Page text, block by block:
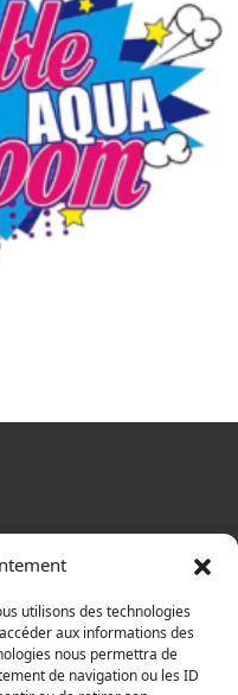
utilisons des technologies
aux informations des
nous permettra de
de navigation ou les ID